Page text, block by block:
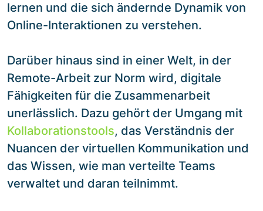
lernen und die sich ändernde Dynamik von
Online-Interaktionen zu verstehen.
Darüber hinaus sind in einer Welt, in der
Remote-Arbeit zur Norm wird, digitale
Fähigkeiten für die Zusammenarbeit
unerlässlich. Dazu gehört der Umgang mit
Kollaborationstools, das Verständnis der
Nuancen der virtuellen Kommunikation und
das Wissen, wie man verteilte Teams
verwaltet und daran teilnimmt.